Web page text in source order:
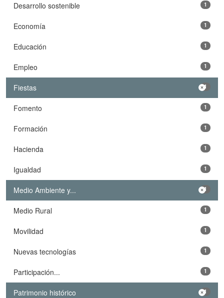
Desarrollo sostenible 1
Economía 1
Educación 1
Empleo 1
Fiestas 1
Fomento 1
Formación 1
Hacienda 1
Igualdad 1
Medio Ambiente y... 1
Medio Rural 1
Movilidad 1
Nuevas tecnologías 1
Participación... 1
Patrimonio histórico 1